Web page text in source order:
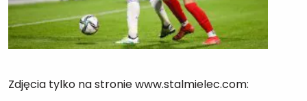
Zdjęcia tylko na stronie www.stalmielec.com: